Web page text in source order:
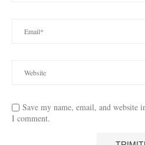
Save my name, email, and website
I comment.